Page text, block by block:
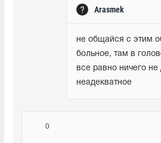
Arasmek
не общайся с этим
больное, там в
все равно ничего не
неадекватное
0